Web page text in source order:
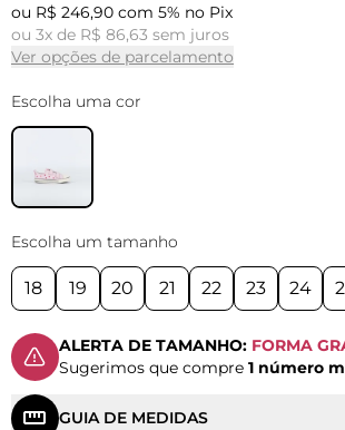
ou R$ 246,90 com 5% no Pix
ou 3x de R$ 86,63 sem juros
Ver opções de parcelamento
Escolha uma cor
Escolha um tamanho
18 19 20 21 22 23 24
ALERTA DE TAMANHO: FORMA
Sugerimos que compre 1 número
GUIA DE MEDIDAS